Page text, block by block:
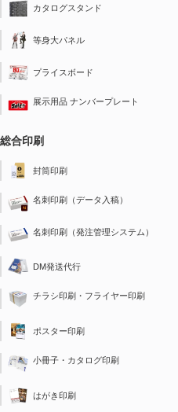
カタログスタンド
等身大パネル
プライスボード
展示用品 ナンバープレート
総合印刷
封筒印刷
名刺印刷（データ入稿）
名刺印刷（発注管理システム）
DM発送代行
チラシ印刷・フライヤー印刷
ポスター印刷
小冊子・カタログ印刷
はがき印刷